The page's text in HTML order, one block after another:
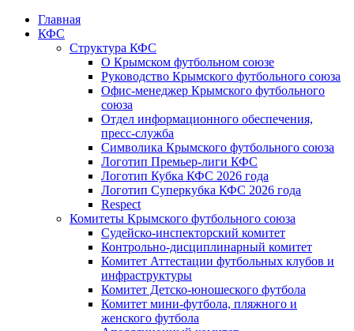
Главная
КФС
Структура КФС
О Крымском футбольном союзе
Руководство Крымского футбольного союза
Офис-менеджер Крымского футбольного
союза
Отдел информационного обеспечения,
пресс-служба
Символика Крымского футбольного союза
Логотип Премьер-лиги КФС
Логотип Кубка КФС 2026 года
Логотип Суперкубка КФС 2026 года
Respect
Комитеты Крымского футбольного союза
Судейско-инспекторский комитет
Контрольно-дисциплинарный комитет
Комитет Аттестации футбольных клубов и
инфраструктуры
Комитет Детско-юношеского футбола
Комитет мини-футбола, пляжного и
женского футбола